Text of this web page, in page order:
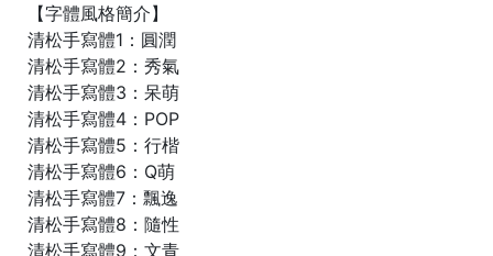
【字體風格簡介】
清松手寫體1：圓潤
清松手寫體2：秀氣
清松手寫體3：呆萌
清松手寫體4：POP
清松手寫體5：行楷
清松手寫體6：Q萌
清松手寫體7：飄逸
清松手寫體8：隨性
清松手寫體9：文青